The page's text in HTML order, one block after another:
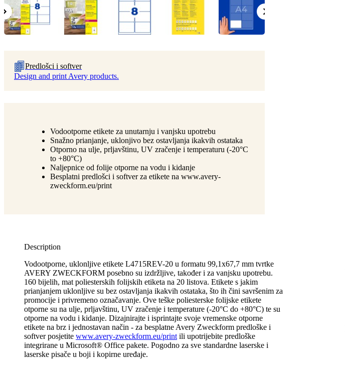
Predlošci i softver
Design and print Avery products.
Vodootporne etikete za unutarnju i vanjsku upotrebu
Snažno prianjanje, uklonjivo bez ostavljanja ikakvih ostataka
Otporno na ulje, prljavštinu, UV zračenje i temperaturu (-20°C
to +80°C)
Naljepnice od folije otporne na vodu i kidanje
Besplatni predlošci i softver za etikete na www.avery-
zweckform.eu/print
Description
Vodootporne, uklonljive etikete L4715REV-20 u formatu 99,1x67,7 mm tvrtke
AVERY ZWECKFORM posebno su izdržljive, također i za vanjsku upotrebu.
160 bijelih, mat poliesterskih folijskih etiketa na 20 listova. Etikete s jakim
prianjanjem uklonljive su bez ostavljanja ikakvih ostataka, što ih čini savršenim za
promocije i privremeno označavanje. Ove teške poliesterske folijske etikete
otporne su na ulje, prljavštinu, UV zračenje i temperature (-20°C do +80°C) te su
otporne na vodu i kidanje. Dizajnirajte i isprintajte svoje vremenske otporne
etikete na brz i jednostavan način - za besplatne Avery Zweckform predloške i
softver posjetite www.avery-zweckform.eu/print ili upotrijebite predloške
integrirane u Microsoft® Office pakete. Pogodno za sve standardne laserske i
laserske pisače u boji i kopirne uređaje.